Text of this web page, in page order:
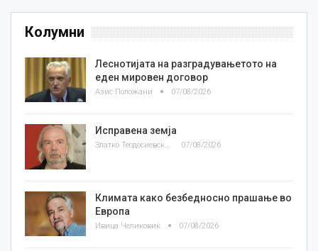
Колумни
Леснотијата на разградувањетото на
еден мировен договор
Азис Положани 07/08/2026
Исправена земја
Златко Теодосиевски 07/08/2026
Климата како безбедносно прашање во
Европа
Ивица Челиковиќ 07/08/2026